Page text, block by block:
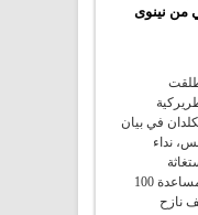
في بيان
نداء
لمساعدة 100
نازح